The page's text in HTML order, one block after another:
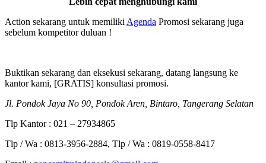
Action sekarang untuk memiliki Agenda Promosi sekarang juga
sebelum kompetitor duluan !
Buktikan sekarang dan eksekusi sekarang, datang langsung ke
kantor kami, [GRATIS] konsultasi promosi.
Jl. Pondok Jaya No 90, Pondok Aren, Bintaro, Tangerang Selatan
Tlp Kantor : 021 – 27934865
Tlp / Wa : 0813-3956-2884, Tlp / Wa : 0819-0558-8417